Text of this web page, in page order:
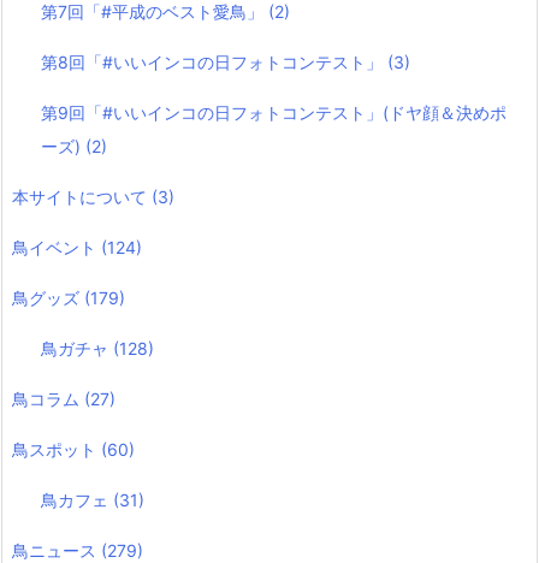
第7回「#平成のベスト愛鳥」 (2)
第8回「#いいインコの日フォトコンテスト」 (3)
第9回「#いいインコの日フォトコンテスト」(ドヤ顔＆決めポ
ーズ) (2)
本サイトについて (3)
鳥イベント (124)
鳥グッズ (179)
鳥ガチャ (128)
鳥コラム (27)
鳥スポット (60)
鳥カフェ (31)
鳥ニュース (279)